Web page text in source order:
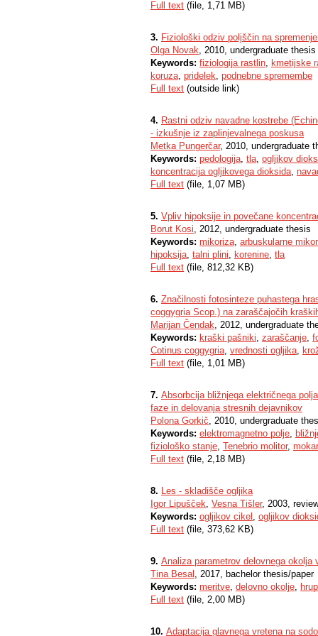
Full text (file, 1,71 MB)
3. Fiziološki odziv poljščin na
Olga Novak, 2010, undergraduate thesis
Keywords: fiziologija rastlin, kmetijske
koruza, pridelek, podnebne spremembe
Full text (outside link)
4. Rastni odziv navadne kostrebe
- izkušnje iz zaplinjevalnega poskusa
Metka Pungerčar, 2010, undergraduate
Keywords: pedologija, tla, ogljikov
koncentracija ogljikovega dioksida,
Full text (file, 1,07 MB)
5. Vpliv hipoksije in povečane
Borut Kosi, 2012, undergraduate thesis
Keywords: mikoriza, arbuskularne
hipoksija, talni plini, korenine, tla
Full text (file, 812,32 KB)
6. Značilnosti fotosinteze puhastega
coggygria Scop.) na zaraščajočih
Marijan Čendak, 2012, undergraduate
Keywords: kraški pašniki, zaraščanje,
Cotinus coggygria, vrednosti ogljika,
Full text (file, 1,01 MB)
7. Absorbcija bližnjega električnega
faze in delovanja stresnih dejavnikov
Polona Gorkič, 2010, undergraduate
Keywords: elektromagnetno polje,
fiziološko stanje, Tenebrio molitor, mokar
Full text (file, 2,18 MB)
8. Les - skladišče ogljika
Igor Lipušček, Vesna Tišler, 2003,
Keywords: ogljikov cikel , ogljikov
Full text (file, 373,62 KB)
9. Analiza parametrov delovnega
Tina Besal , 2017, bachelor thesis/paper
Keywords: meritve, delovno okolje, hrup
Full text (file, 2,00 MB)
10. Adaptacija glavnega vretena na